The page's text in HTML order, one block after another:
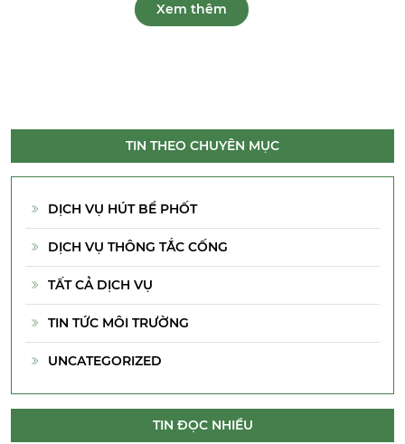
Xem thêm
TIN THEO CHUYÊN MỤC
DỊCH VỤ HÚT BỂ PHỐT
DỊCH VỤ THÔNG TẮC CỐNG
TẤT CẢ DỊCH VỤ
TIN TỨC MÔI TRƯỜNG
UNCATEGORIZED
TIN ĐỌC NHIỀU